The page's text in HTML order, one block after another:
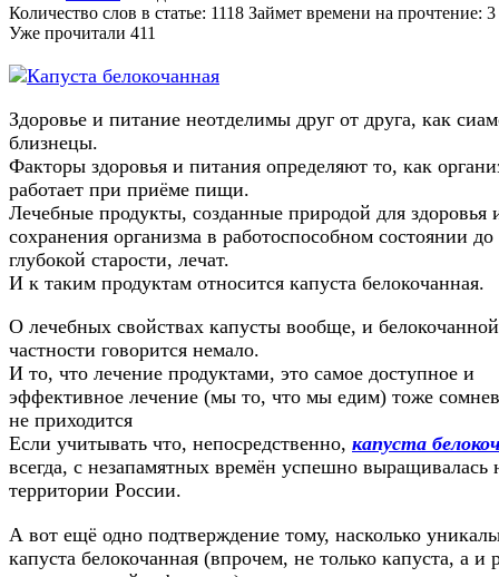
Количество слов в статье: 1118 Займет времени на прочтение:
Уже прочитали 411
Здоровье и питание неотделимы друг от друга, как
близнецы.
Факторы здоровья и питания определяют то, как
работает при приёме пищи.
Лечебные продукты, созданные природой для здоровья
сохранения организма в работоспособном состоянии до
глубокой старости, лечат.
И к таким продуктам относится капуста белокочанная.
О лечебных свойствах капусты вообще, и
частности говорится немало.
И то, что лечение продуктами, это самое доступное и
эффективное лечение (мы то, что мы едим) тоже
не приходится
Если учитывать что, непосредственно, капуста
всегда, с незапамятных времён успешно выращивалась
территории России.
А вот ещё одно подтверждение тому, насколько
капуста белокочанная (впрочем, не только капуста, а и